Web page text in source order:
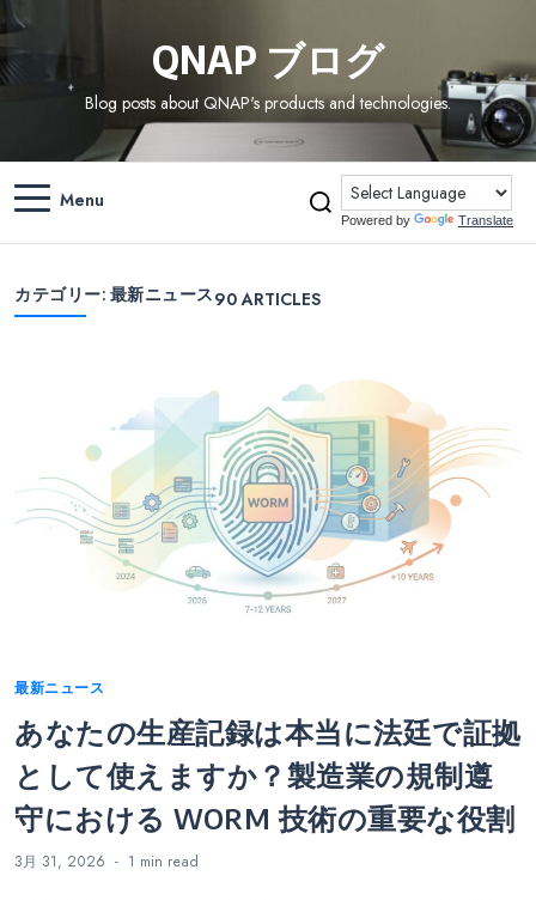
QNAP ブログ
Blog posts about QNAP's products and technologies.
Menu
Powered by Translate
カテゴリー: 最新ニュース90ARTICLES
Categories
最新ニュース
あなたの生産記録は本当に法廷で証拠
として使えますか？製造業の規制遵
守における WORM 技術の重要な役割
3月 31, 2026 1 min read